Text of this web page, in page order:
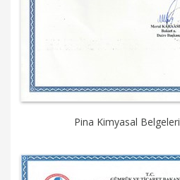
Pina Kimyasal Belgeleri